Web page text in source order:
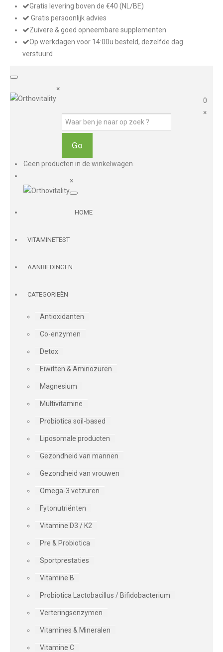
Gratis levering boven de €40 (NL/BE)
Gratis persoonlijk advies
Zuivere & goed opneembare supplementen
Op werkdagen voor 14:00u besteld, dezelfde dag
verstuurd
×
0
×
Geen producten in de winkelwagen.
×
HOME
VITAMINETEST
AANBIEDINGEN
CATEGORIEËN
Antioxidanten
Co-enzymen
Detox
Eiwitten & Aminozuren
Magnesium
Multivitamine
Probiotica soil-based
Liposomale producten
Gezondheid van mannen
Gezondheid van vrouwen
Omega-3 vetzuren
Fytonutriënten
Vitamine D3 / K2
Pre & Probiotica
Sportprestaties
Vitamine B
Probiotica Lactobacillus / Bifidobacterium
Verteringsenzymen
Vitamines & Mineralen
Vitamine C